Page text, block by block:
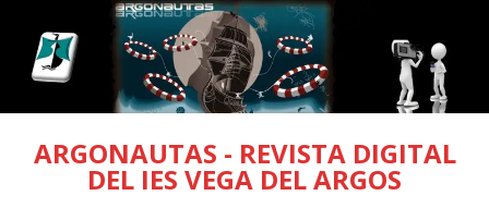
ARGONAUTAS - REVISTA DIGITAL
DEL IES VEGA DEL ARGOS